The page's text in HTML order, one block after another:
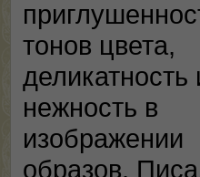
тонов цвета,
деликатность
нежность в
изображении
образов.